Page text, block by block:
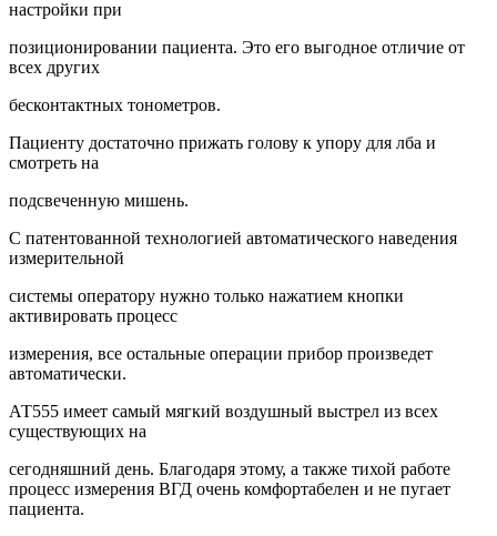
настройки при
позиционировании пациента. Это его выгодное отличие от
всех других
бесконтактных тонометров.
Пациенту достаточно прижать голову к упору для лба и
смотреть на
подсвеченную мишень.
С патентованной технологией автоматического наведения
измерительной
системы оператору нужно только нажатием кнопки
активировать процесс
измерения, все остальные операции прибор произведет
автоматически.
АТ555 имеет самый мягкий воздушный выстрел из всех
существующих на
сегодняшний день. Благодаря этому, а также тихой работе
процесс измерения ВГД очень комфортабелен и не пугает
пациента.